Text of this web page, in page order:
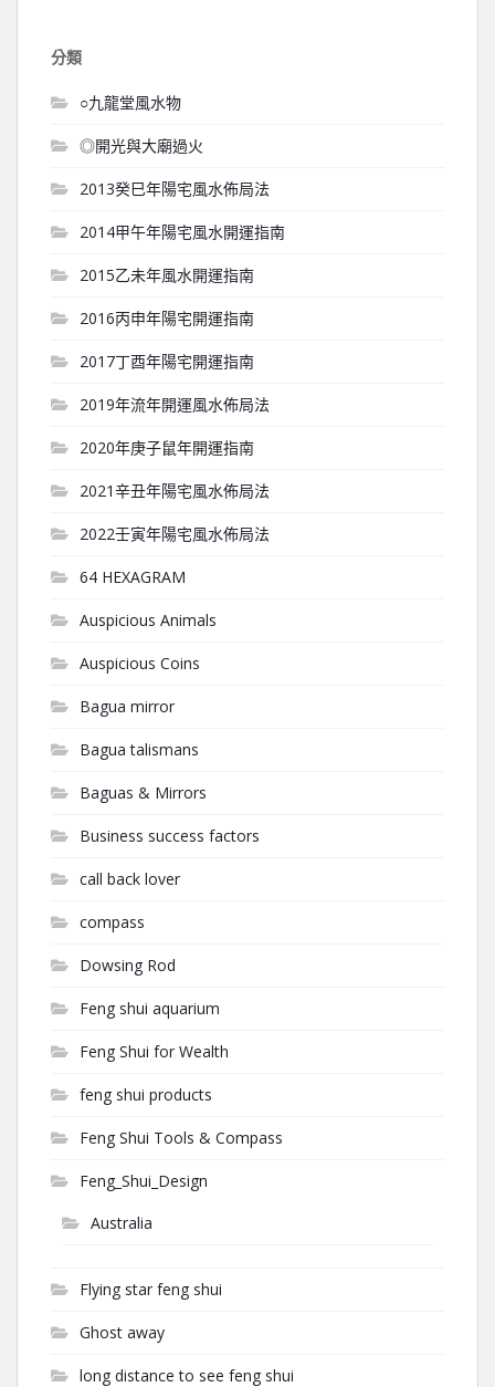
分類
○九龍堂風水物
◎開光與大廟過火
2013癸巳年陽宅風水佈局法
2014甲午年陽宅風水開運指南
2015乙未年風水開運指南
2016丙申年陽宅開運指南
2017丁酉年陽宅開運指南
2019年流年開運風水佈局法
2020年庚子鼠年開運指南
2021辛丑年陽宅風水佈局法
2022壬寅年陽宅風水佈局法
64 HEXAGRAM
Auspicious Animals
Auspicious Coins
Bagua mirror
Bagua talismans
Baguas & Mirrors
Business success factors
call back lover
compass
Dowsing Rod
Feng shui aquarium
Feng Shui for Wealth
feng shui products
Feng Shui Tools & Compass
Feng_Shui_Design
Australia
Flying star feng shui
Ghost away
long distance to see feng shui